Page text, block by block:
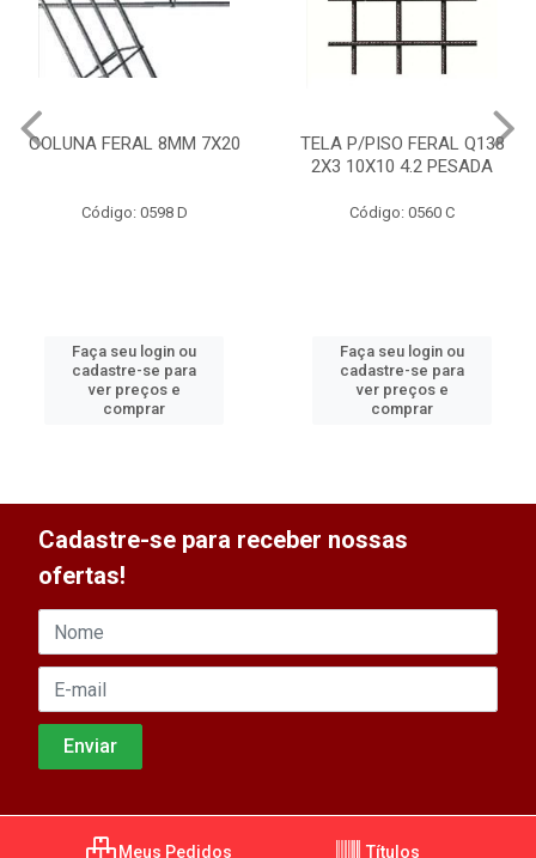
COLUNA FERAL 8MM 7X20
Código: 0598 D
Faça seu login ou
cadastre-se para
ver preços e
comprar
TELA P/PISO FERAL Q138
2X3 10X10 4.2 PESADA
Código: 0560 C
Faça seu login ou
cadastre-se para
ver preços e
comprar
Cadastre-se para receber nossas
ofertas!
Meus Pedidos Títulos